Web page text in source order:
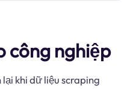
công nghiệp
khi dữ liệu scraping